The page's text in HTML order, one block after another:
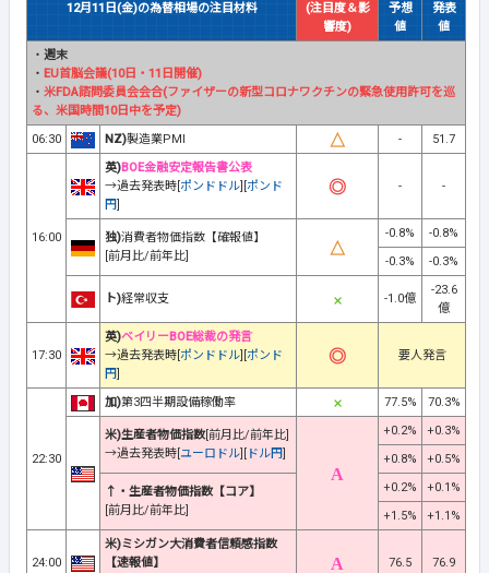
12月11日(金)の為替相場の注目材料
(注目度＆影
響度)
予想
値
発表
値
・ 週末
・ EU首脳会議(10日・11日開催)
・ 米FDA諮問委員会会合(ファイザーの新型コロナワクチンの緊急使用許可を巡
る、米国時間10日中を予定)
06:30
NZ)製造業PMI - 51.7
16:00
英)BOE金融安定報告書公表
→過去発表時[ ポンドドル ポンド
円
- -
独)消費者物価指数【確報値】
[前月比/前年比]
-0.8%
-0.8%
-0.3%
-0.3%
ト)経常収支 -1.0億
-23.6
億
17:30
英)ベイリーBOE総裁の発言
→過去発表時[ ポンドドル ポンド
円
要人発言
22:30
加)第3四半期設備稼働率 77.5% 70.3%
米)生産者物価指数[前月比/前年比]
→過去発表時[ ユーロドル ドル円
+0.2%
+0.3%
+0.8%
+0.5%
↑・生産者物価指数【コア】
[前月比/前年比]
+0.2%
+0.1%
+1.5%
+1.1%
24:00
米)ミシガン大消費者信頼感指数
【速報値】
76.5 76.9